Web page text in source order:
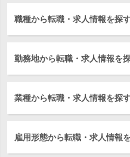
職種から転職・求人情報を探
勤務地から転職・求人情報を
業種から転職・求人情報を探
雇用形態から転職・求人情報